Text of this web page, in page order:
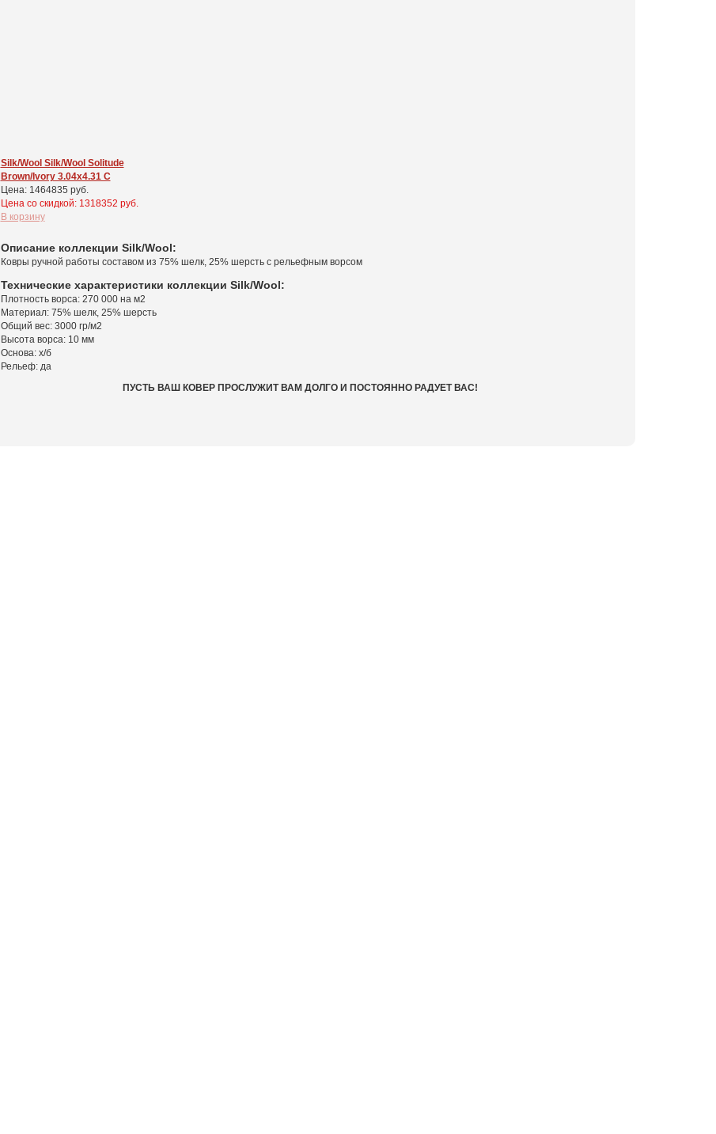
Silk/Wool Silk/Wool Solitude
Brown/Ivory 3.04x4.31 С
Цена: 1464835 руб.
Цена cо скидкой: 1318352 руб.
В корзину
Описание коллекции Silk/Wool:
Ковры ручной работы составом из 75% шелк, 25% шерсть с рельефным ворсом
Технические характеристики коллекции Silk/Wool:
Плотность ворса: 270 000 на м2
Материал: 75% шелк, 25% шерсть
Общий вес: 3000 гр/м2
Высота ворса: 10 мм
Основа: х/б
Рельеф: да
ПУСТЬ ВАШ КОВЕР ПРОСЛУЖИТ ВАМ ДОЛГО И ПОСТОЯННО РАДУЕТ ВАС!